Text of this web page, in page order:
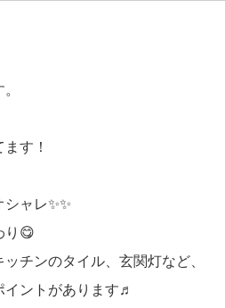
す！
ャレ✨✨
り😋
チンのタイル、玄関灯など、
イントがあります♬